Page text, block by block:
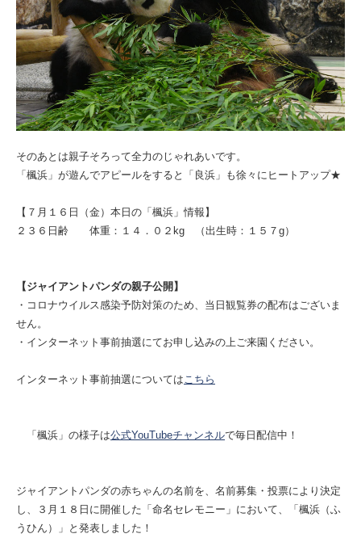
そのあとは親子そろって全力のじゃれあいです。
「楓浜」が遊んでアピールをすると「良浜」も徐々にヒートアップ★
【７月１６日（金）本日の「楓浜」情報】
２３６日齢 体重：１４．０２kg （出生時：１５７g）
【ジャイアントパンダの親子公開】
・コロナウイルス感染予防対策のため、当日観覧券の配布はございま
せん。
・インターネット事前抽選にてお申し込みの上ご来園ください。
インターネット事前抽選についてはこちら
「楓浜」の様子は公式YouTubeチャンネルで毎日配信中！
ジャイアントパンダの赤ちゃんの名前を、名前募集・投票により決定
し、３月１８日に開催した「命名セレモニー」において、「楓浜（ふ
うひん）」と発表しました！